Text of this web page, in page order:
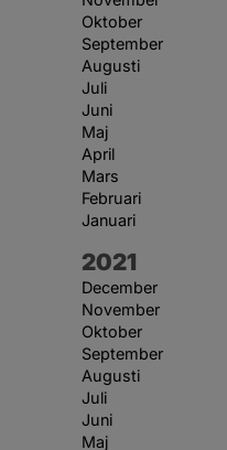
Oktober
September
Augusti
Juli
Juni
Maj
April
Mars
Februari
Januari
År:
2021
December
November
Oktober
September
Augusti
Juli
Juni
Maj